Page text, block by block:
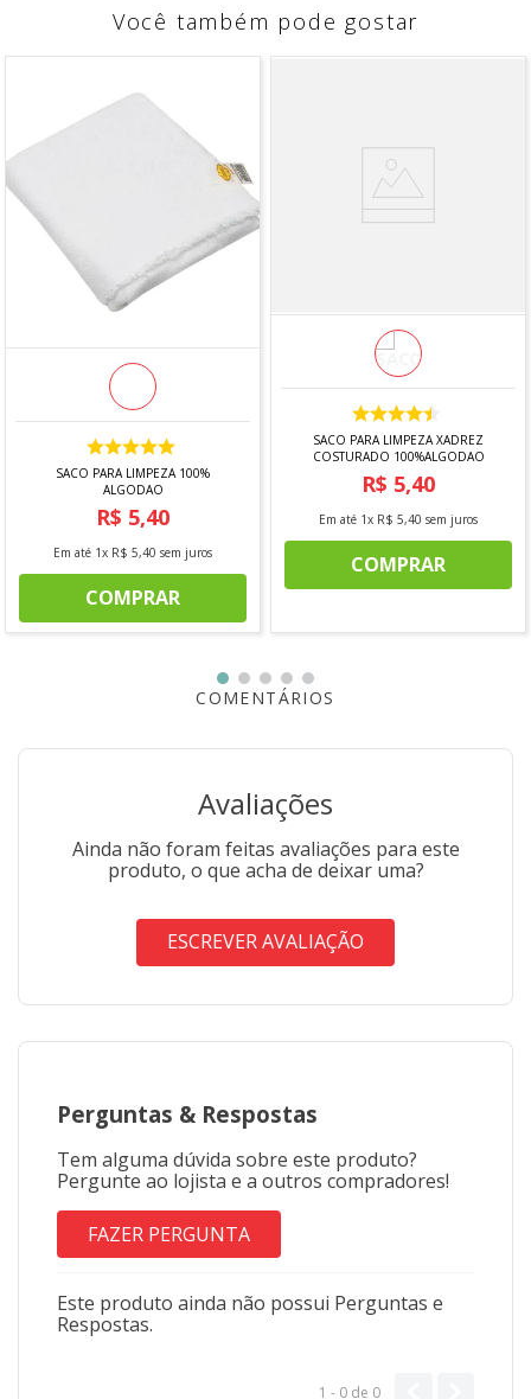
com história e estilo.
perfeito para uma rotina funcional, sendo ideal para
servir saladas, massas, caldos, açaí, frutas ou refeições
completas com praticidade e elegância.
Diferenciais do Produto:
Decoração inspirada na técnica Ikat
Estilo boho com visual artesanal
Tonalidades naturais: marrom, off white e verde
Capacidade ideal para refeições individuais
Versátil para o dia a dia
Especificações Técnicas:
Conteúdo:1 tigela – 16 cm
Capacidade:600 ml
Material:Cerâmica
Cores:Marrom, Off White e Verde
Formato:Redondo
Decoração:Estampado
Resistente a micro-ondas e lava-louças
"Imagens meramente ilustrativas"
Você também pode gostar
SACO PARA LIMPEZA 100%
ALGODAO
R$ 5,40
Em até 1x R$ 5,40 sem juros
COMPRAR
SACO PARA LIMPEZA XADREZ
COSTURADO 100%ALGODAO
R$ 5,40
Em até 1x R$ 5,40 sem juros
COMPRAR
COMENTÁRIOS
Avaliações
Ainda não foram feitas avaliações para este
produto, o que acha de deixar uma?
ESCREVER AVALIAÇÃO
Perguntas & Respostas
Tem alguma dúvida sobre este produto?
Pergunte ao lojista e a outros compradores!
FAZER PERGUNTA
Este produto ainda não possui Perguntas e
Respostas.
1 - 0 de 0